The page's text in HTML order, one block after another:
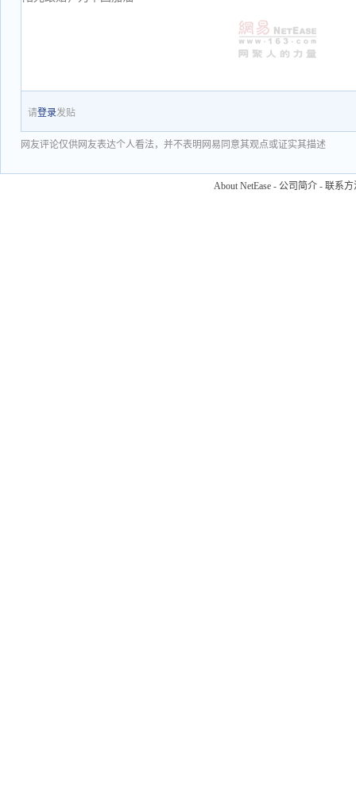
请登录发贴
网友评论仅供网友表达个人看法，并不表明网易同意其观点或证实其描述
About NetEase - 公司简介 - 联系方